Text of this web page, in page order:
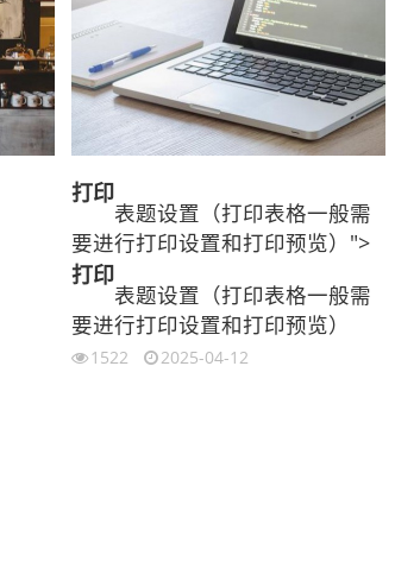
打印
表题设置（打印表格一般需
要进行打印设置和打印预览）">
打印
表题设置（打印表格一般需
要进行打印设置和打印预览）
1522 2025-04-12